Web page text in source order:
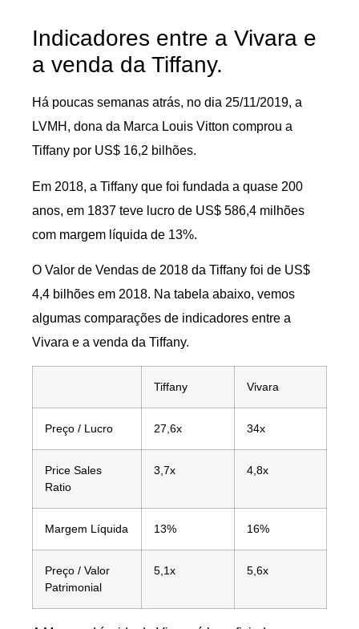
Indicadores entre a Vivara e
a venda da Tiffany.
Há poucas semanas atrás, no dia 25/11/2019, a
LVMH, dona da Marca Louis Vitton comprou a
Tiffany por US$ 16,2 bilhões.
Em 2018, a Tiffany que foi fundada a quase 200
anos, em 1837 teve lucro de US$ 586,4 milhões
com margem líquida de 13%.
O Valor de Vendas de 2018 da Tiffany foi de US$
4,4 bilhões em 2018. Na tabela abaixo, vemos
algumas comparações de indicadores entre a
Vivara e a venda da Tiffany.
Tiffany Vivara
Preço / Lucro 27,6x 34x
Price Sales
Ratio
3,7x 4,8x
Margem Líquida 13% 16%
Preço / Valor
Patrimonial
5,1x 5,6x